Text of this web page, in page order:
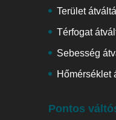
Terület
Térfogat
Sebesség
Hőmérséklet
Pontos